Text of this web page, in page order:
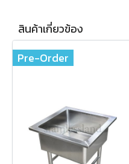
สินค้าเกี่ยวข้อง
Pre-Order